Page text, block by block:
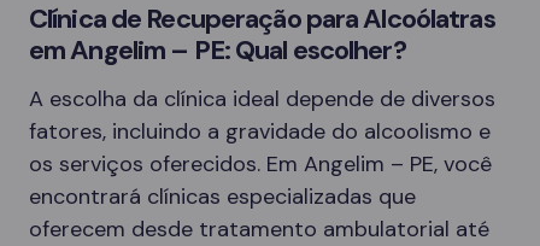
Clínica de Recuperação para Alcoólatras
em Angelim – PE: Qual escolher?
A escolha da clínica ideal depende de diversos
fatores, incluindo a gravidade do alcoolismo e
os serviços oferecidos. Em Angelim – PE, você
encontrará clínicas especializadas que
oferecem desde tratamento ambulatorial até